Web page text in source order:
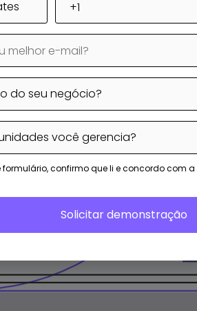
formulário, confirmo que li e concordo com a